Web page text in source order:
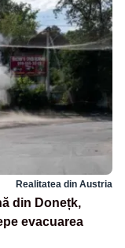
Realitatea din Austria
din Donețk,
evacuarea